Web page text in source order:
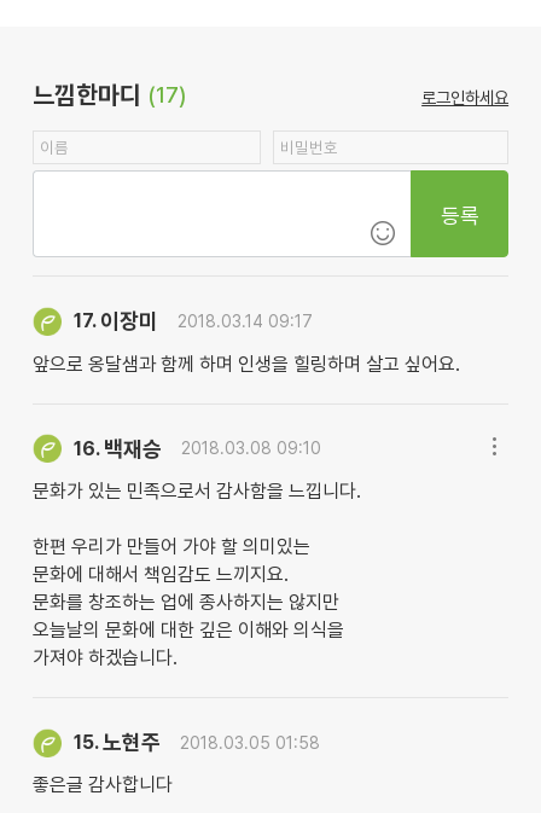
느낌한마디 (17) 로그인하세요
등록
17. 이장미 2018.03.14 09:17
앞으로 옹달샘과 함께 하며 인생을 힐링하며 살고 싶어요.
16. 백재승 2018.03.08 09:10
문화가 있는 민족으로서 감사함을 느낍니다.
한편 우리가 만들어 가야 할 의미있는
문화에 대해서 책임감도 느끼지요.
문화를 창조하는 업에 종사하지는 않지만
오늘날의 문화에 대한 깊은 이해와 의식을
가져야 하겠습니다.
15.노현주 2018.03.05 01:58
좋은글 감사합니다